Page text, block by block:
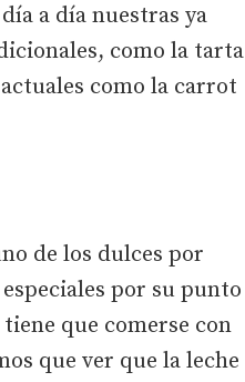
a día nuestras ya
como la tarta
como la carrot
de los dulces por
por su punto
que comerse con
que ver que la leche